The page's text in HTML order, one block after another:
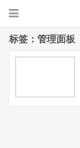
标签：管理面板